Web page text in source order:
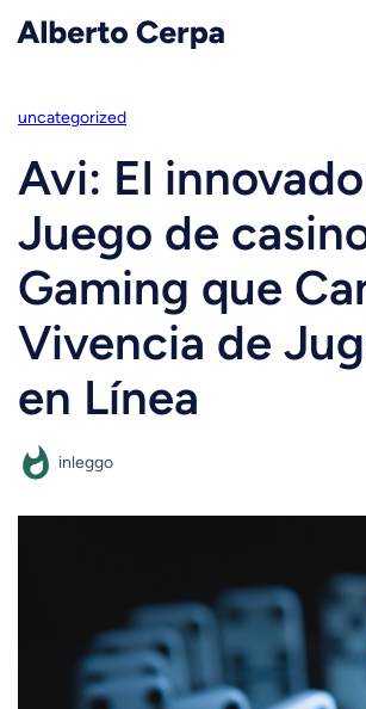
Saltar
uncategorized
Avi: El
Juego de
Gaming que
Vivencia de
en Línea
inleggo